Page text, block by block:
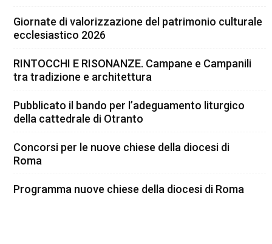
Giornate di valorizzazione del patrimonio culturale
ecclesiastico 2026
RINTOCCHI E RISONANZE. Campane e Campanili
tra tradizione e architettura
Pubblicato il bando per l’adeguamento liturgico
della cattedrale di Otranto
Concorsi per le nuove chiese della diocesi di
Roma
Programma nuove chiese della diocesi di Roma